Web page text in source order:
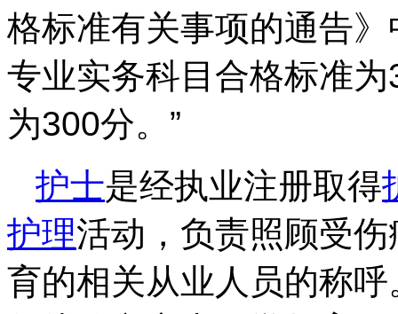
格标准有关事项的通告》
专业实务科目合格标准
为300分。”
护士是经执业注册取得
护理活动，负责照顾受
育的相关从业人员的称